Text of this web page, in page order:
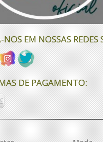
NOS EM NOSSAS REDES
DE PAGAMENTO: